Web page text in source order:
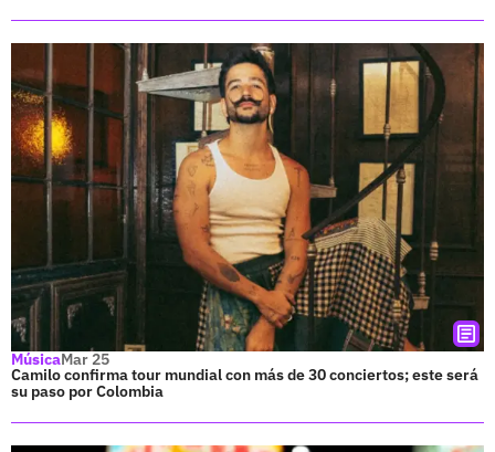
MúsicaMar 25
Camilo confirma tour mundial con más de 30 conciertos; este será
su paso por Colombia